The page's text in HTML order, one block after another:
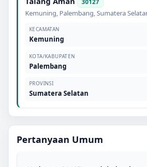
Kemuning, Palembang,Sumatera
KECAMATAN
Kemuning
KOTA/KABUPATEN
Palembang
PROVINSI
Sumatera Selatan
Pertanyaan Umum